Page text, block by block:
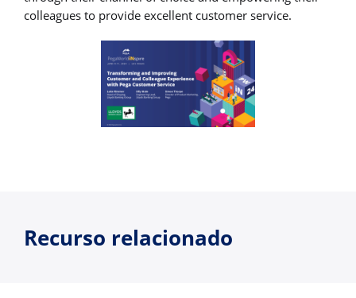
colleagues to provide excellent customer service.
Recurso relacionado